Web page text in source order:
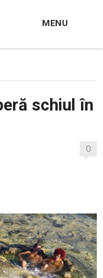
MENU
schiul în
0